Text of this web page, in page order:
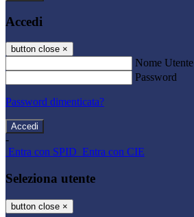
Accedi
button close ×
Nome Utente
Password
Password dimenticata?
-
Entra con SPID Entra con CIE
Seleziona utente
button close ×